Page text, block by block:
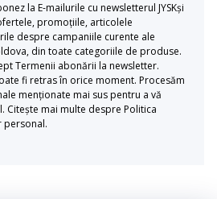
la E-mailurile cu newsletterul JYSKși
promoțiile, articolele
despre campaniile curente ale
din toate categoriile de produse.
Termenii abonării la newsletter.
fi retras în orice moment. Procesăm
menționate mai sus pentru a vă
Citește mai multe despre Politica
personal.